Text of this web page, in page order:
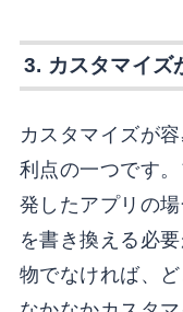
3. カスタマイズ
カスタマイズが
利点の一つです
発したアプリの
を書き換える必
物でなければ、